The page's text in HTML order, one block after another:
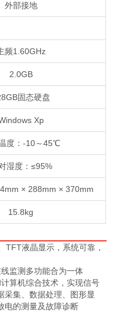
外部接地
频1.60GHz
2.0GB
固态硬盘
Xp
度：-10～45℃
湿度：≤95%
× 288mm × 370mm
15.8kg
TFT液晶显示，系统可靠，
监测多功能合为一体
算机综合技术，实现信号
采集、数据处理、图形显
电的测量及故障诊断